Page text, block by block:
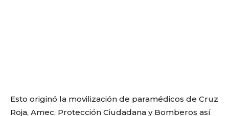
Esto originó la movilización de paramédicos de Cruz
Roja, Amec, Protección Ciudadana y Bomberos así